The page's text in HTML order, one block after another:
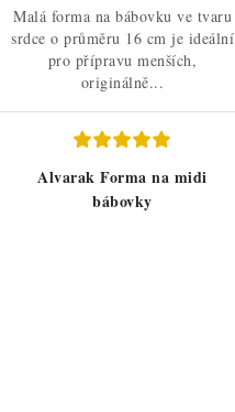
Malá forma na bábovku ve tvaru
srdce o průměru 16 cm je ideální
pro přípravu menších,
originálně...
Alvarak Forma na midi
bábovky